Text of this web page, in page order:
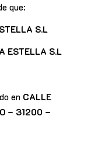
que:
S.L
ESTELLA S.L
enCALLE
– 31200 –